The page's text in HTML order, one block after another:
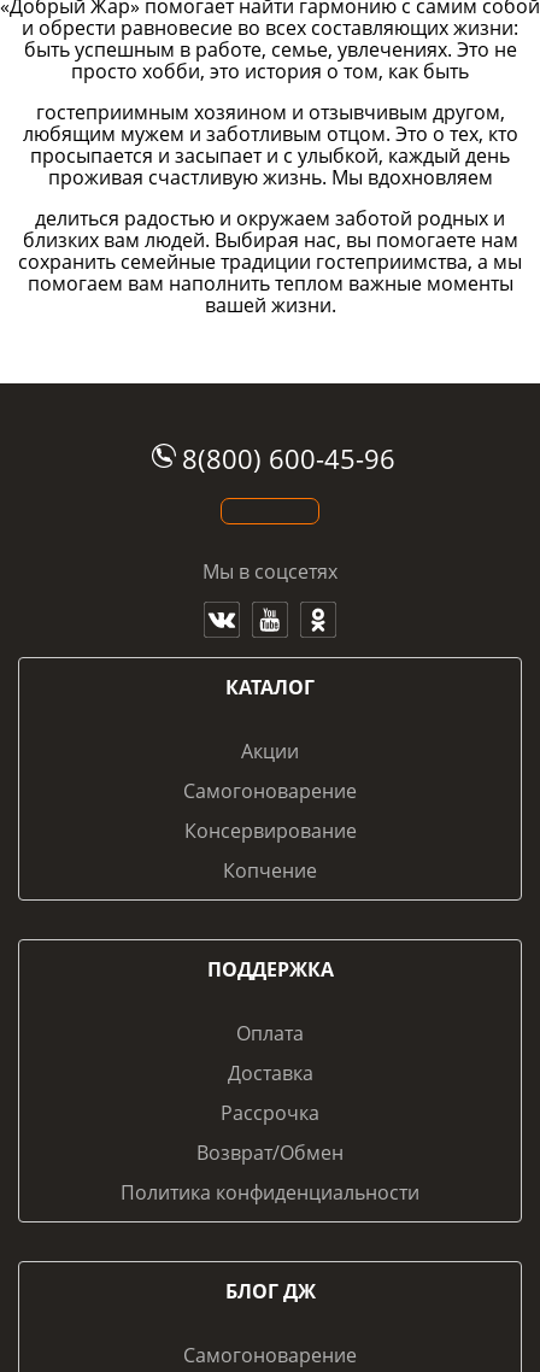
«Добрый Жар» помогает найти гармонию с самим собой
и обрести равновесие во всех составляющих жизни:
быть успешным в работе, семье, увлечениях. Это не
просто хобби, это история о том, как быть
гостеприимным хозяином и отзывчивым другом,
любящим мужем и заботливым отцом. Это о тех, кто
просыпается и засыпает и с улыбкой, каждый день
проживая счастливую жизнь. Мы вдохновляем
делиться радостью и окружаем заботой родных и
близких вам людей. Выбирая нас, вы помогаете нам
сохранить семейные традиции гостеприимства, а мы
помогаем вам наполнить теплом важные моменты
вашей жизни.
8(800) 600-45-96
Мы в соцсетях
КАТАЛОГ
Акции
Самогоноварение
Консервирование
Копчение
ПОДДЕРЖКА
Оплата
Доставка
Рассрочка
Возврат/Обмен
Политика конфиденциальности
БЛОГ ДЖ
Самогоноварение